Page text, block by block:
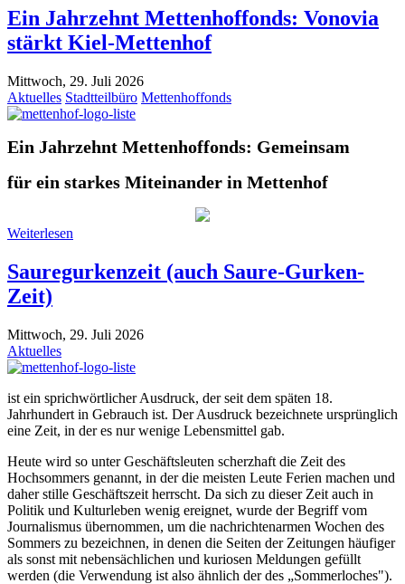
Ein Jahrzehnt Mettenhoffonds: Vonovia
stärkt Kiel-Mettenhof
Mittwoch, 29. Juli 2026
Aktuelles Stadtteilbüro Mettenhoffonds
Ein Jahrzehnt Mettenhoffonds: Gemeinsam
für ein starkes Miteinander in Mettenhof
Weiterlesen
Sauregurkenzeit (auch Saure-Gurken-
Zeit)
Mittwoch, 29. Juli 2026
Aktuelles
ist ein sprichwörtlicher Ausdruck, der seit dem späten 18.
Jahrhundert in Gebrauch ist. Der Ausdruck bezeichnete ursprünglich
eine Zeit, in der es nur wenige Lebensmittel gab.
Heute wird so unter Geschäftsleuten scherzhaft die Zeit des
Hochsommers genannt, in der die meisten Leute Ferien machen und
daher stille Geschäftszeit herrscht. Da sich zu dieser Zeit auch in
Politik und Kulturleben wenig ereignet, wurde der Begriff vom
Journalismus übernommen, um die nachrichtenarmen Wochen des
Sommers zu bezeichnen, in denen die Seiten der Zeitungen häufiger
als sonst mit nebensächlichen und kuriosen Meldungen gefüllt
werden (die Verwendung ist also ähnlich der des „Sommerloches").